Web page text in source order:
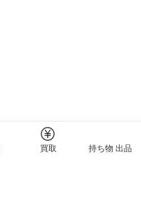
買取 持ち物 出品